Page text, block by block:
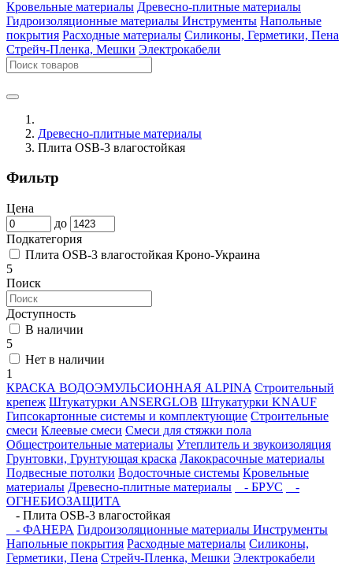
Кровельные материалы Древесно-плитные материалы
Гидроизоляционные материалы Инструменты Напольные
покрытия Расходные материалы Силиконы, Герметики, Пена
Стрейч-Пленка, Мешки Электрокабели
Древесно-плитные материалы
Плита OSB-3 влагостойкая
Фильтр
Цена
до
Подкатегория
Плита OSB-3 влагостойкая Кроно-Украина
5
Поиск
Доступность
В наличии
5
Нет в наличии
1
КРАСКА ВОДОЭМУЛЬСИОННАЯ ALPINA Строительный
крепеж Штукатурки ANSERGLOB Штукатурки KNAUF
Гипсокартонные системы и комплектующие Строительные
смеси Клеевые смеси Смеси для стяжки пола
Общестроительные материалы Утеплитель и звукоизоляция
Грунтовки, Грунтующая краска Лакокрасочные материалы
Подвесные потолки Водосточные системы Кровельные
материалы Древесно-плитные материалы - БРУС
-
ОГНЕБИОЗАЩИТА
- Плита OSB-3 влагостойкая
- ФАНЕРА Гидроизоляционные материалы Инструменты
Напольные покрытия Расходные материалы Силиконы,
Герметики, Пена Стрейч-Пленка, Мешки Электрокабели